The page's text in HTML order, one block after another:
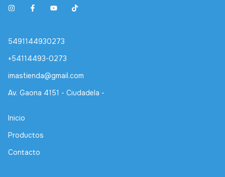
5491144930273
+54114493-0273
imastienda@gmail.com
Av. Gaona 4151 - Ciudadela -
Inicio
Productos
Contacto